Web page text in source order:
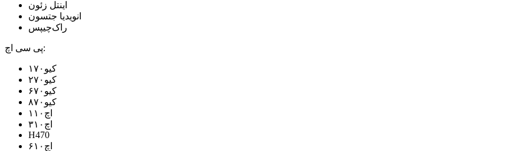
اینتل زئون
انویدیا جتسون
راک‌چیپس
پی سی اچ:
کیو۱۷۰
کیو۲۷۰
کیو۶۷۰
کیو۸۷۰
اچ۱۱۰
اچ۳۱۰
H470
اچ۶۱۰